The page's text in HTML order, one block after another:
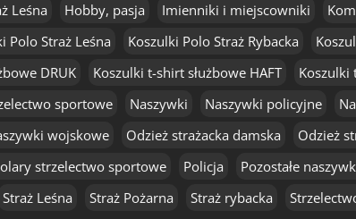
Leśna Hobby, pasja Imienniki i miejscowniki
Polo Straż Leśna Koszulki Polo Straż Rybacka
DRUK Koszulki t-shirt służbowe HAFT
Koszulki
sportowe Naszywki Naszywki policyjne
wojskowe Odzież strażacka damska
Odzież
strzelectwo sportowe Policja Pozostałe
Straż Leśna Straż Pożarna Straż rybacka